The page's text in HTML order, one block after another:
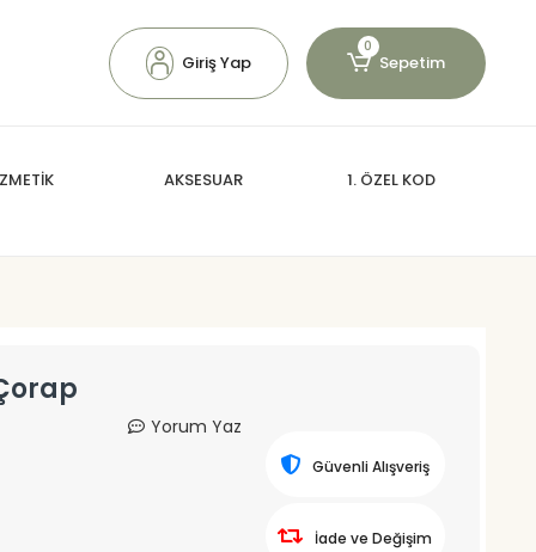
Giriş Yap
0
Sepetim
AKSESUAR 1. ÖZEL KOD
Yorum Yaz
Güvenli Alışveriş
İade ve Değişim